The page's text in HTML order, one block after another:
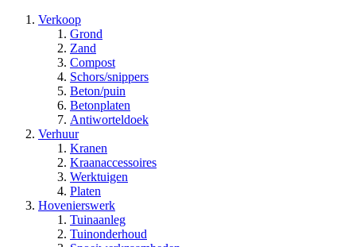
Verkoop
Grond
Zand
Compost
Schors/snippers
Beton/puin
Betonplaten
Antiworteldoek
Verhuur
Kranen
Kraanaccessoires
Werktuigen
Platen
Hovenierswerk
Tuinaanleg
Tuinonderhoud